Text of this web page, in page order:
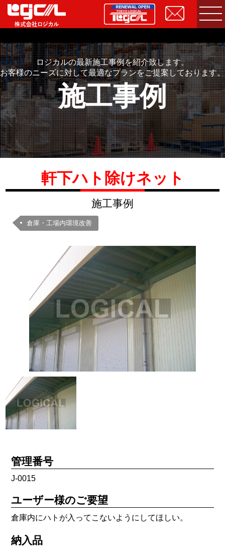
ロジカルの最新施工事例を紹介致します。
お客様のニーズに対して最適なプランをご提案しております。
施工事例
軒下ハト除けネット
施工事例
倉庫・工場内環境改善
管理番号
J-0015
ユーザー様のご要望
倉庫内にハトが入ってこないようにしてほしい。
納入品